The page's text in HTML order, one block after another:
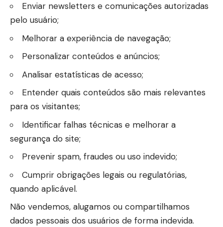
Enviar newsletters e comunicações autorizadas
pelo usuário;
Melhorar a experiência de navegação;
Personalizar conteúdos e anúncios;
Analisar estatísticas de acesso;
Entender quais conteúdos são mais relevantes
para os visitantes;
Identificar falhas técnicas e melhorar a
segurança do site;
Prevenir spam, fraudes ou uso indevido;
Cumprir obrigações legais ou regulatórias,
quando aplicável.
Não vendemos, alugamos ou compartilhamos
dados pessoais dos usuários de forma indevida.